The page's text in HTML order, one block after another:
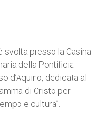
svolta presso la Casina
della Pontificia
d’Aquino, dedicata al
di Cristo per
e cultura”.